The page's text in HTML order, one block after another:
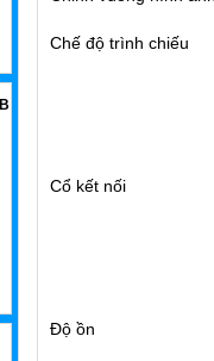
Chế độ trình chiếu
Cổ kết nối
Độ ồn